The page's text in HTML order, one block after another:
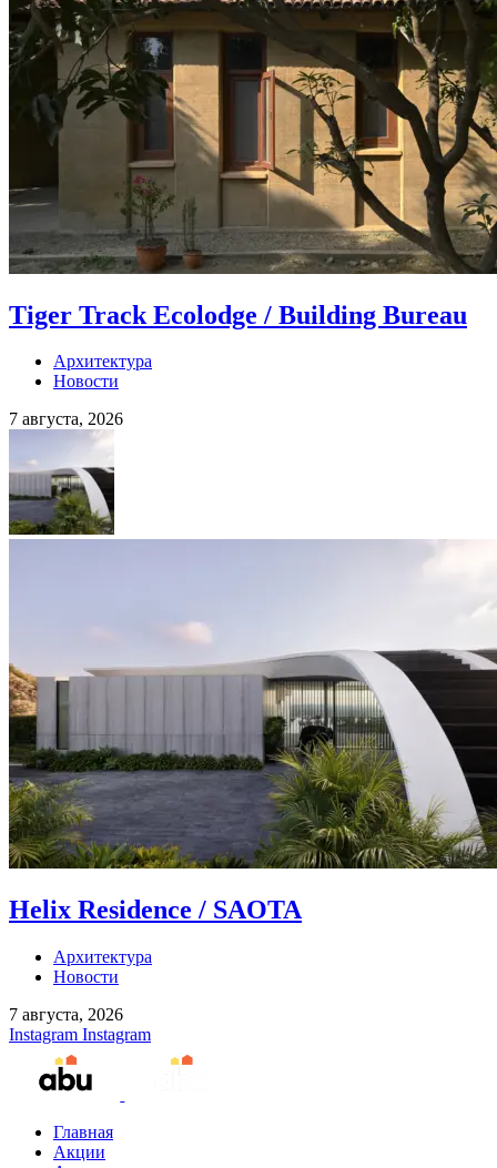
Tiger Track Ecolodge / Building Bureau
Архитектура
Новости
7 августа, 2026
Helix Residence / SAOTA
Архитектура
Новости
7 августа, 2026
Instagram Instagram
Главная
Акции